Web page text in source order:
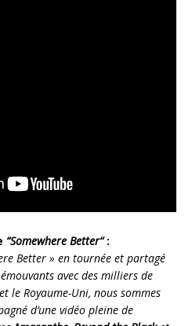
“Somewhere Better“:
Better » en tournée et partagé
avec des milliers de
le Royaume-Uni, nous sommes
d’une vidéo pleine de